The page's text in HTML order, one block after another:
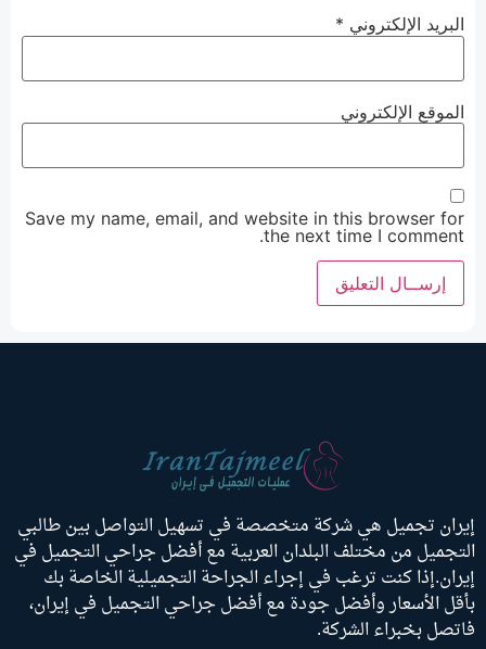
البريد الإلكتروني *
الموقع الإلكتروني
Save my name, email, and website in this browser for
the next time I comment.
إيران تجميل هي شركة متخصصة في تسهيل التواصل بين طالبي
التجميل من مختلف البلدان العربية مع أفضل جراحي التجميل في
إيران.إذا كنت ترغب في إجراء الجراحة التجميلية الخاصة بك
بأقل الأسعار وأفضل جودة مع أفضل جراحي التجميل في إيران،
فاتصل بخبراء الشركة.